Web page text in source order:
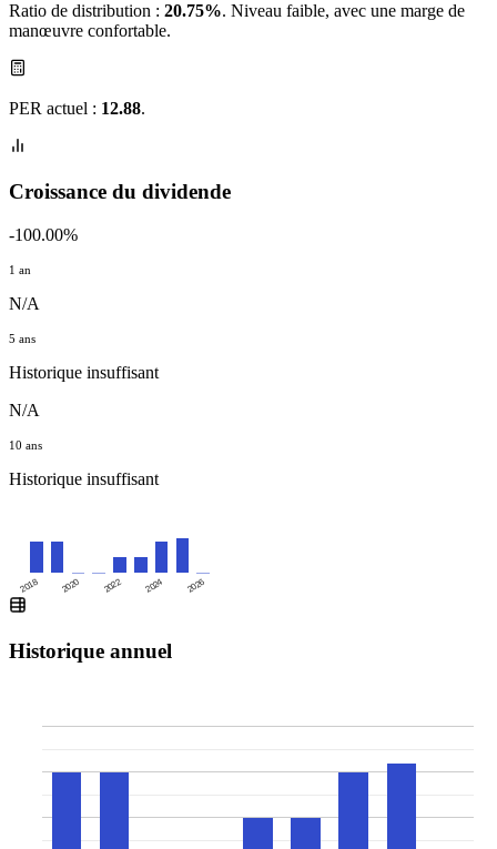
Ratio de distribution : 20.75%. Niveau faible, avec une marge de
manœuvre confortable.
PER actuel : 12.88.
Croissance du dividende
-100.00%
1 an
N/A
5 ans
Historique insuffisant
N/A
10 ans
Historique insuffisant
2018 2020 2022 2024 2026
Historique annuel